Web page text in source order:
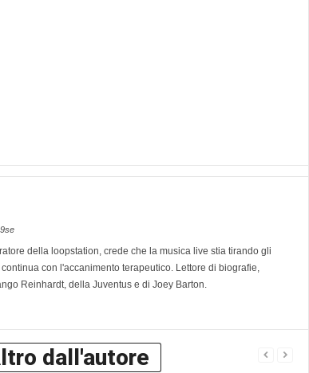
della loopstation, crede che la musica live stia tirando gli
con l'accanimento terapeutico. Lettore di biografie,
Reinhardt, della Juventus e di Joey Barton.
dall'autore